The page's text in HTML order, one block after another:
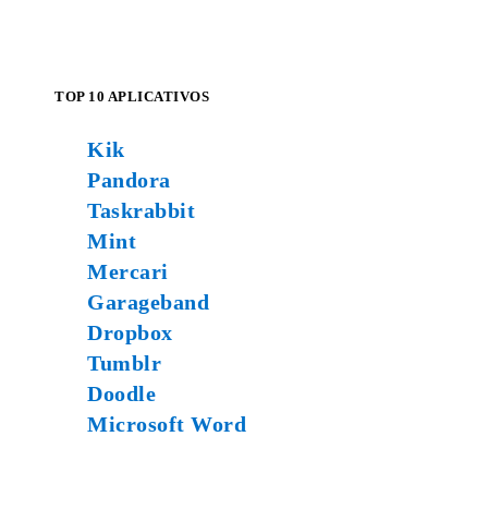
TOP 10 APLICATIVOS
Kik
Pandora
Taskrabbit
Mint
Mercari
Garageband
Dropbox
Tumblr
Doodle
Microsoft Word